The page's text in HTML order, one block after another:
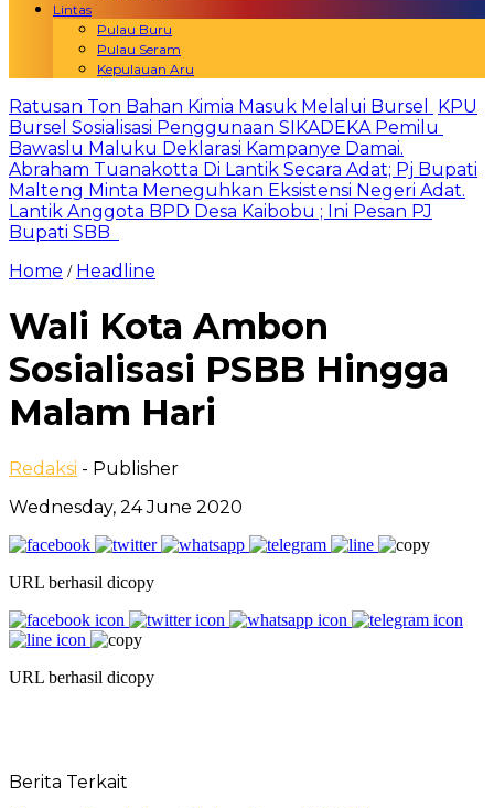
Lintas
Pulau Buru
Pulau Seram
Kepulauan Aru
Ratusan Ton Bahan Kimia Masuk Melalui Bursel
KPU
Bursel Sosialisasi Penggunaan SIKADEKA Pemilu
Bawaslu Maluku Deklarasi Kampanye Damai.
Abraham Tuanakotta Di Lantik Secara Adat; Pj Bupati
Malteng Minta Meneguhkan Eksistensi Negeri Adat.
Lantik Anggota BPD Desa Kaibobu ; Ini Pesan PJ
Bupati SBB
Home / Headline
Wali Kota Ambon
Sosialisasi PSBB Hingga
Malam Hari
Redaksi - Publisher
Wednesday, 24 June 2020
URL berhasil dicopy
URL berhasil dicopy
Berita Terkait